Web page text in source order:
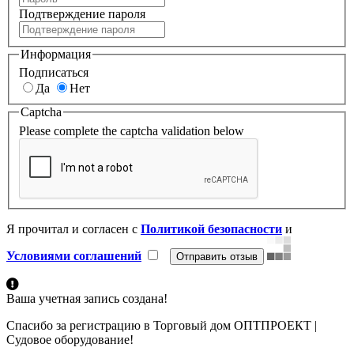
Подтверждение пароля
Информация
Подписаться
Да
Нет
Captcha
Please complete the captcha validation below
Я прочитал и согласен с Политикой безопасности и
Условиями соглашений
Ваша учетная запись создана!
Спасибо за регистрацию в Торговый дом ОПТПРОЕКТ |
Судовое оборудование!